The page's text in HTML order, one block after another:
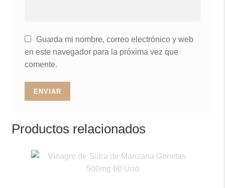
Guarda mi nombre, correo electrónico y web
en este navegador para la próxima vez que
comente.
Productos relacionados